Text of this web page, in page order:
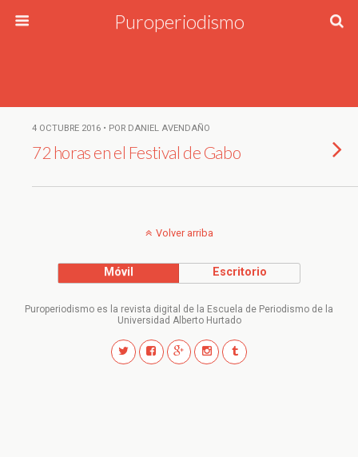
Puroperiodismo
4 OCTUBRE 2016 • POR DANIEL AVENDAÑO
72 horas en el Festival de Gabo
Volver arriba
Móvil Escritorio
Puroperiodismo es la revista digital de la Escuela de Periodismo de la
Universidad Alberto Hurtado